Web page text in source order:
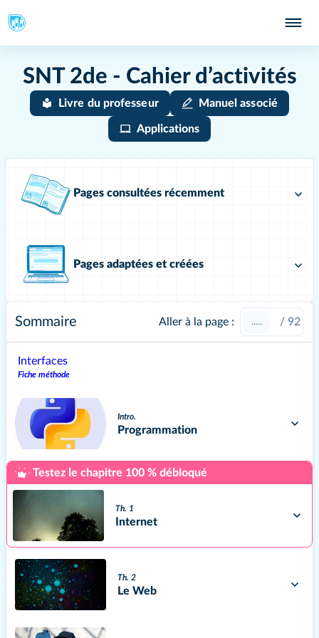
SNT 2de - Cahier d’activités
Livre du professeur Manuel associé
Applications
Pages consultées récemment
Pages adaptées et créées
Sommaire Aller à la page : / 92
Interfaces
Fiche méthode
Intro.
Programmation
Testez le chapitre 100 % débloqué
Th. 1
Internet
Th. 2
Le Web